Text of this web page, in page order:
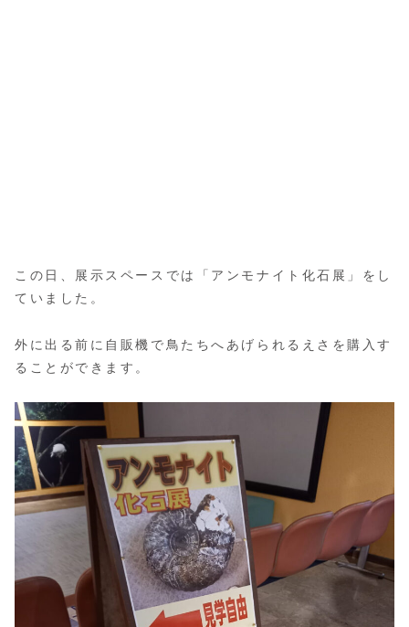
この日、展示スペースでは「アンモナイト化石展」をし
ていました。
外に出る前に自販機で鳥たちへあげられるえさを購入す
ることができます。